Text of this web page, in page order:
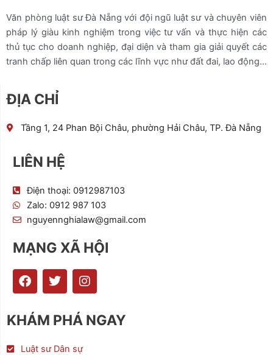
Văn phòng luật sư Đà Nẵng với đội ngũ luật sư và chuyên viên
pháp lý giàu kinh nghiệm trong việc tư vấn và thực hiện các
thủ tục cho doanh nghiệp, đại diện và tham gia giải quyết các
tranh chấp liên quan trong các lĩnh vực như đất đai, lao động…
ĐỊA CHỈ
Tầng 1, 24 Phan Bội Châu, phường Hải Châu, TP. Đà Nẵng
LIÊN HỆ
Điện thoại: 0912987103
Zalo: 0912 987 103
nguyennghialaw@gmail.com
MẠNG XÃ HỘI
F
a
e
b
o
T
w
t
t
r
I
n
t
a
KHÁM PHÁ NGAY
Luật sư Dân sự